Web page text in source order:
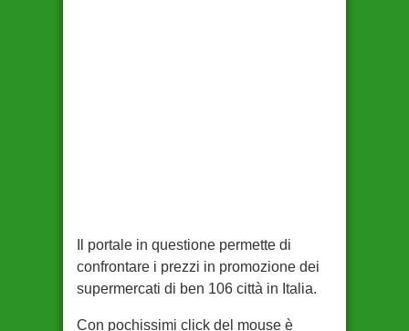
Il portale in questione permette di
confrontare i prezzi in promozione dei
supermercati di ben 106 città in Italia.
Con pochissimi click del mouse è